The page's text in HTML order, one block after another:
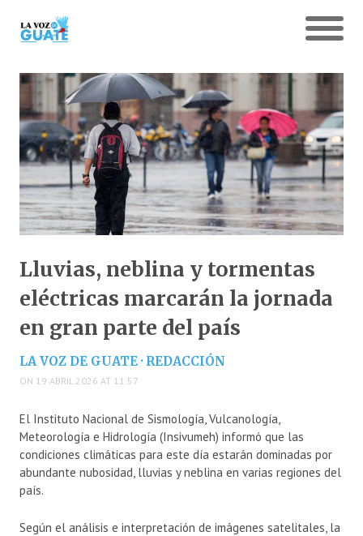
Lluvias, neblina y tormentas
eléctricas marcarán la jornada
en gran parte del país
LA VOZ DE GUATE · REDACCIÓN
ON 19 ABRIL 2026 AT 11:57
El Instituto Nacional de Sismología, Vulcanología,
Meteorología e Hidrología (Insivumeh) informó que las
condiciones climáticas para este día estarán dominadas por
abundante nubosidad, lluvias y neblina en varias regiones del
país.
Según el análisis e interpretación de imágenes satelitales, la